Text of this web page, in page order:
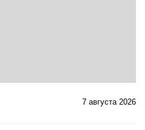
7 августа 2026